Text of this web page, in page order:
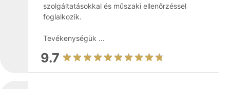
szolgáltatásokkal és műszaki ellenőrzéssel
foglalkozik.
Tevékenységük ...
9.7